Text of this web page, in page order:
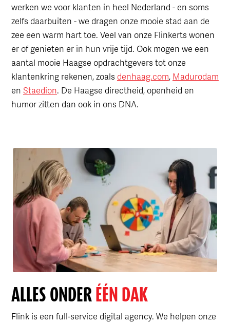
werken we voor klanten in heel Nederland - en soms
zelfs daarbuiten - we dragen onze mooie stad aan de
zee een warm hart toe. Veel van onze Flinkerts wonen
er of genieten er in hun vrije tijd. Ook mogen we een
aantal mooie Haagse opdrachtgevers tot onze
klantenkring rekenen, zoals denhaag.com, Madurodam
en Staedion. De Haagse directheid, openheid en
humor zitten dan ook in ons DNA.
ALLES ONDER ÉÉN DAK
Flink is een full-service digital agency. We helpen onze